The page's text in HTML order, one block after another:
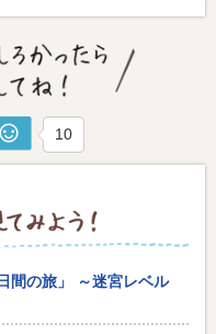
10
間の旅」 ～迷宮レベル